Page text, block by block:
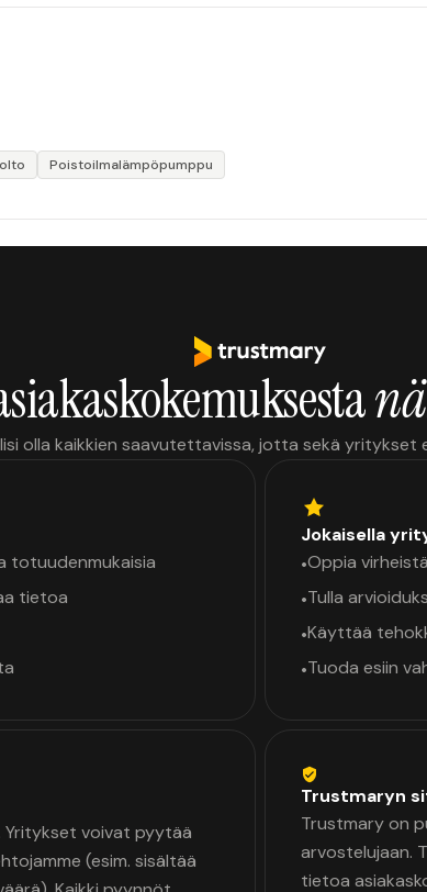
Poistoilmalämpöpumppu
olla kaikkien saavutettavissa, jotta sekä
totuudenmukaisia
tietoa
Jokaisella
•Oppia
•Tulla
•Käyttää
•Tuoda esiin
voivat pyytää
(esim. sisältää
Trustmaryn
Trustmary on
arvostelujaan.
tietoa